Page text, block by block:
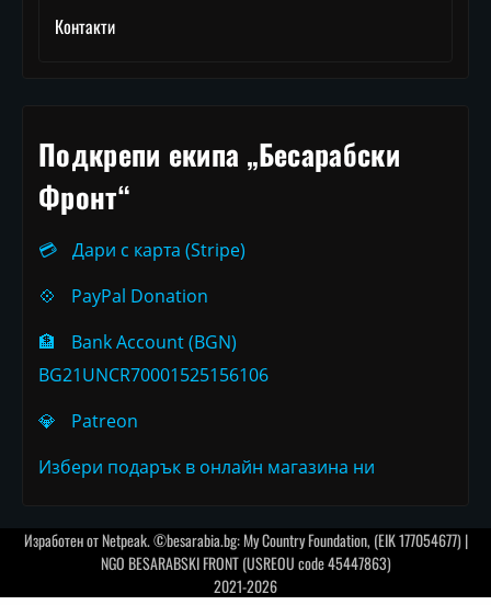
Контакти
Подкрепи екипа „Бесарабски
Фронт“
💳
Дари с карта (Stripe)
💠
PayPal Donation
🏦
Bank Account (BGN)
BG21UNCR70001525156106
💎
Patreon
Избери подарък в онлайн магазина ни
Изработен отNetpeak. ©besarabia.bg: My Country Foundation, (EIK 177054677) |
NGO BESARABSKI FRONT (USREOU code 45447863)
2021-2026